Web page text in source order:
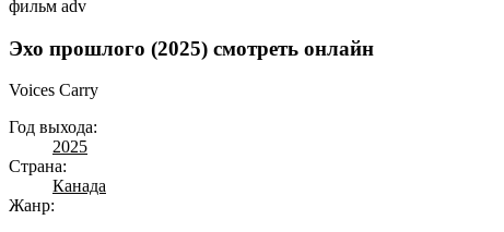
фильм adv
Эхо прошлого (2025) смотреть онлайн
Voices Carry
Год выхода:
2025
Страна:
Канада
Жанр: